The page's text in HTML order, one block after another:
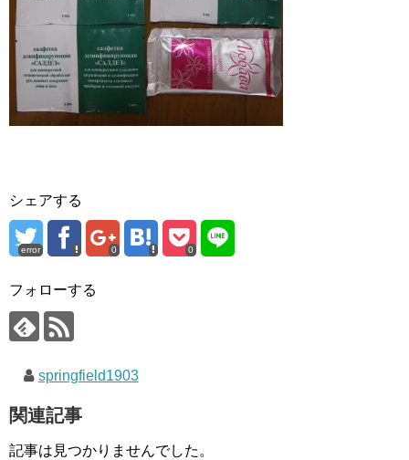
シェアする
error 0 0
フォローする
springfield1903
関連記事
記事は見つかりませんでした。